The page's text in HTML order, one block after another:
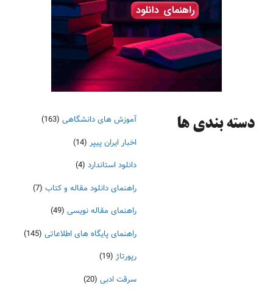
دسته‌ بندی ها آموزش های دانشگاهی (163)
اخبار ایران پیپر (14)
دانلود استاندارد (4)
راهنمای دانلود مقاله و کتاب (7)
راهنمای مقاله نویسی (49)
راهنمای پایگاه های اطلاعاتی (145)
رپورتاژ (19)
سرقت ادبی (20)